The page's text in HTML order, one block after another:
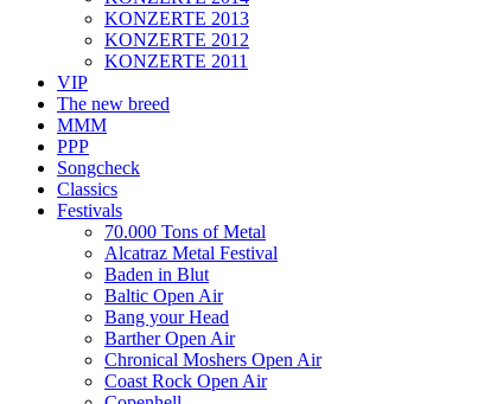
KONZERTE 2013
KONZERTE 2012
KONZERTE 2011
VIP
The new breed
MMM
PPP
Songcheck
Classics
Festivals
70.000 Tons of Metal
Alcatraz Metal Festival
Baden in Blut
Baltic Open Air
Bang your Head
Barther Open Air
Chronical Moshers Open Air
Coast Rock Open Air